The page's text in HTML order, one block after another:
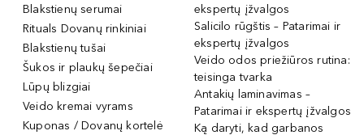
Blakstienų serumai
Rituals Dovanų rinkiniai
Blakstienų tušai
Šukos ir plaukų šepečiai
Lūpų blizgiai
Veido kremai vyrams
Kuponas / Dovanų kortelė
ekspertų įžvalgos
Salicilo rūgštis – Patarimai ir
ekspertų įžvalgos
Veido odos priežiūros rutina:
teisinga tvarka
Antakių laminavimas –
Patarimai ir ekspertų įžvalgos
Ką daryti, kad garbanos